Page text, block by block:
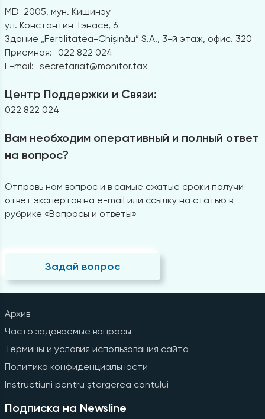
MD-2005, мун. Кишинэу
ул. Константин Тэнасе, 6
Здание „Fertilitatea-Chișinău” S.A., 3-й этаж, офис. 320
Приемная:
022 822 024
E-mail: secretariat@monitor.tax
Центр Поддержки и Связи:
022 822 024
Вам необходим оперативный и полный ответ
на вопрос?
Отправь нам вопрос и в самые сжатые сроки получи
ответ экспертов на e-mail или ссылку на статью в
рубрике «Вопросы и ответы»
Задай вопрос
Архив
Часто задаваемые вопросы
Термины и условия использования сайта
Политика конфиденциальности
Instrucțiuni pentru ștergerea contului
Подписка на Newsline